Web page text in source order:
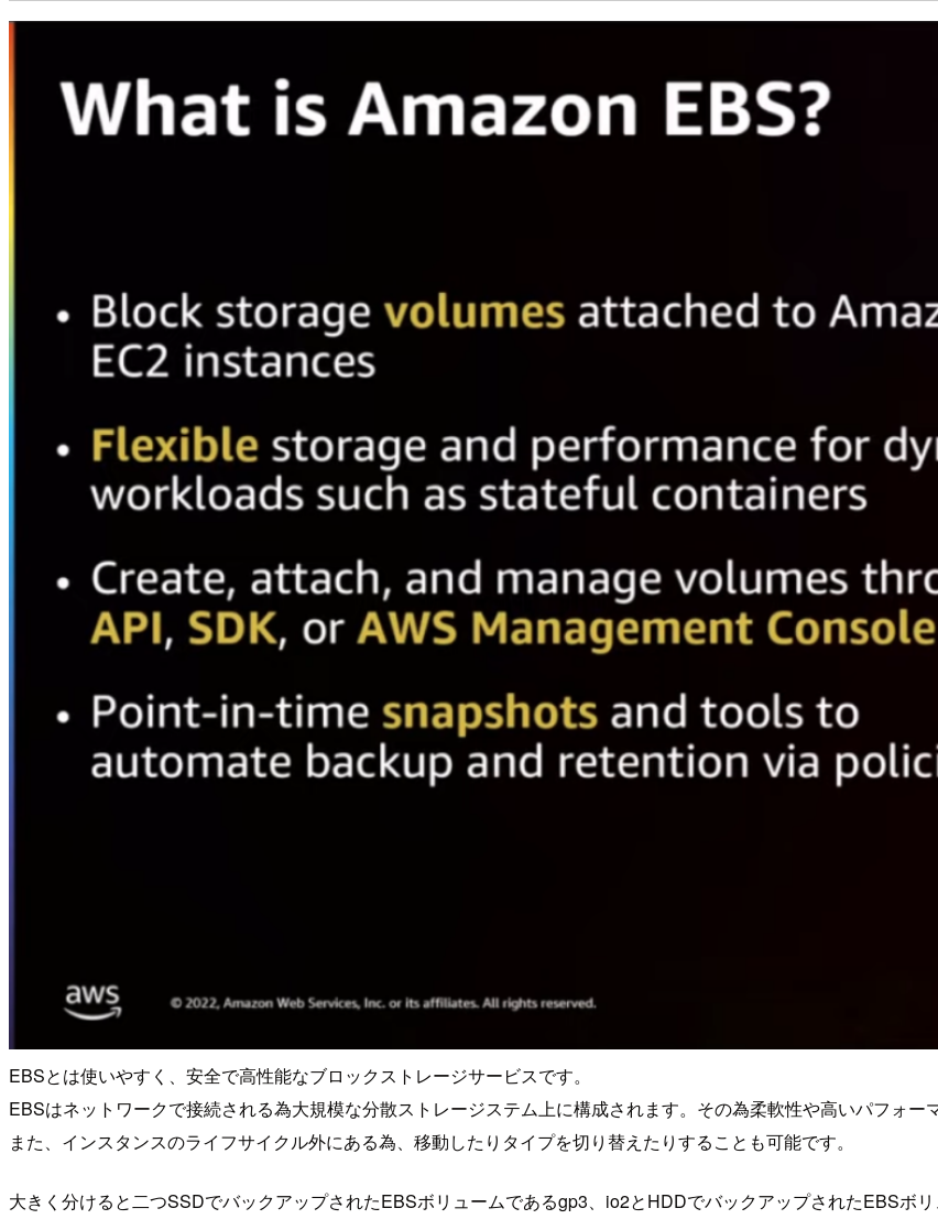
EBSとは使いやすく、安全で高性能なブロックストレージサービスです。
EBSはネットワークで接続される為大規模な分散ストレージステム上に構成されます。その為柔軟性や高いパフォー
また、インスタンスのライフサイクル外にある為、移動したりタイプを切り替えたりすることも可能です。
大きく分けると二つSSDでバックアップされたEBSボリュームであるgp3、io2とHDDでバックアップされたEBSボリ